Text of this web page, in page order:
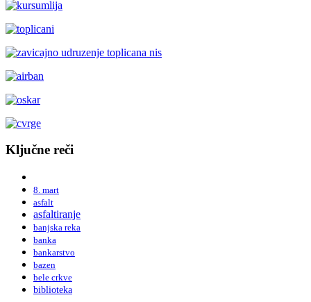
Ključne reči
8. mart
asfalt
asfaltiranje
banjska reka
banka
bankarstvo
bazen
bele crkve
biblioteka